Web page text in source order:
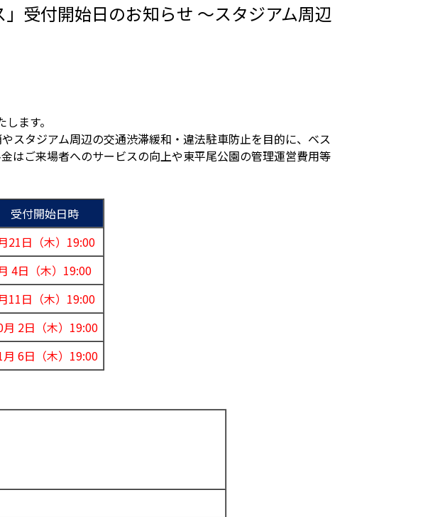
受付開始日のお知らせ ～スタジアム周辺
ます。
スタジアム周辺の交通渋滞緩和・違法駐車防止を目的に、ベス
はご来場者へのサービスの向上や東平尾公園の管理運営費用等
受付開始日時
21日（木）19:00
4日（木）19:00
11日（木）19:00
月 2日（木）19:00
月 6日（木）19:00